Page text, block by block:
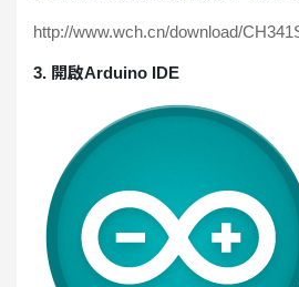
http://www.wch.cn/download/
3. 開啟Arduino IDE